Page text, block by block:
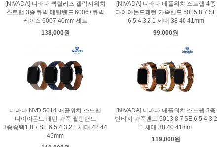
[NIVADA] 니바다 퀵릴리즈 갤럭시워치
스트랩 3종 큐빅 메탈밴드 6006+큐빅
케이스 6007 40mm 세트
138,000원
[NIVADA] 니바다 애플워치 스트랩 4종
다이아몬드패턴 가죽밴드 5015 8 7 SE
6 5 4 3 2 1 세대 38 40 41mm
99,000원
니바다 NVD 5014 애플워치 스트랩
다이아몬드 패턴 가죽 퀄팅밴드
3종중택1 8 7 SE 6 5 4 3 2 1 세대 42 44
45mm
[NIVADA] 니바다 애플워치 스트랩 3종
빈티지 가죽밴드 5013 8 7 SE 6 5 4 3 2
1 세대 38 40 41mm
119,000원